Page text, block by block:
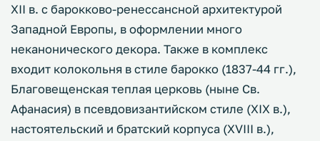
XII в. с барокково-ренессансной архитектурой
Западной Европы, в оформлении много
неканонического декора. Также в комплекс
входит колокольня в стиле барокко (1837-44 гг.),
Благовещенская теплая церковь (ныне Св.
Афанасия) в псевдовизантийском стиле (XIX в.),
настоятельский и братский корпуса (ХVIII в.),